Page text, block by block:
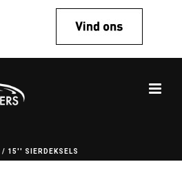
/ 15'' SIERDEKSELS